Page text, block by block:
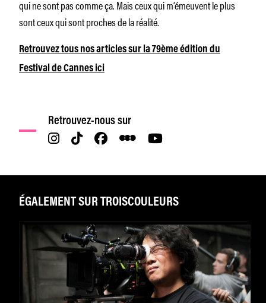
qui ne sont pas comme ça. Mais ceux qui m’émeuvent le plus
sont ceux qui sont proches de la réalité.
Retrouvez tous nos articles sur la 79ème édition du
Festival de Cannes ici
Retrouvez-nous sur
ÉGALEMENT SUR TROISCOULEURS